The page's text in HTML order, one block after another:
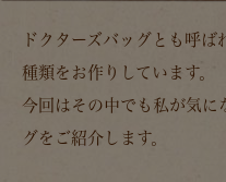
ドクターズバッグとも呼
種類をお作りしています。
今回はその中でも私が気に
グをご紹介します。